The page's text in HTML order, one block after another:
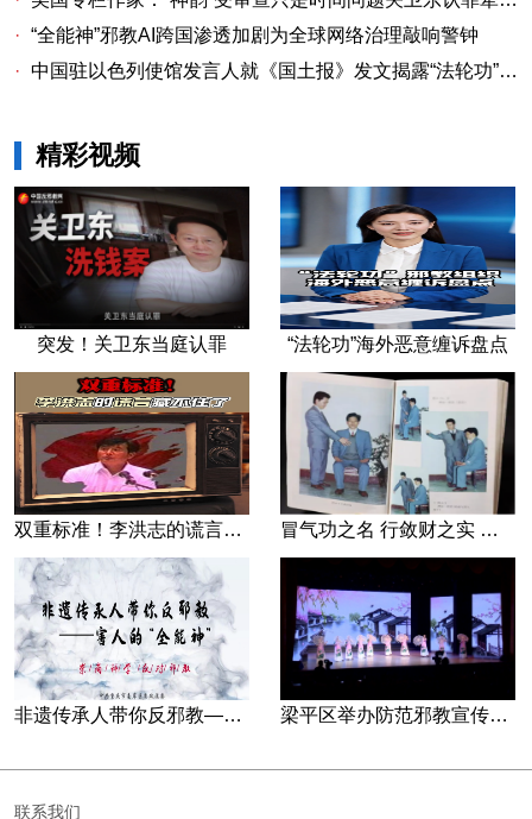
· “全能神”邪教AI跨国渗透加剧为全球网络治理敲响警钟
· 中国驻以色列使馆发言人就《国土报》发文揭露“法轮功”邪教本质答记者问
精彩视频
突发！关卫东当庭认罪 “法轮功”海外恶意缠诉盘点
双重标准！李洪志的谎言藏不住了 冒气功之名 行敛财之实 张宏堡义女“小倩”团伙覆灭记
非遗传承人带你反邪教—害人的“全能神” 梁平区举办防范邪教宣传专场文艺演出
联系我们